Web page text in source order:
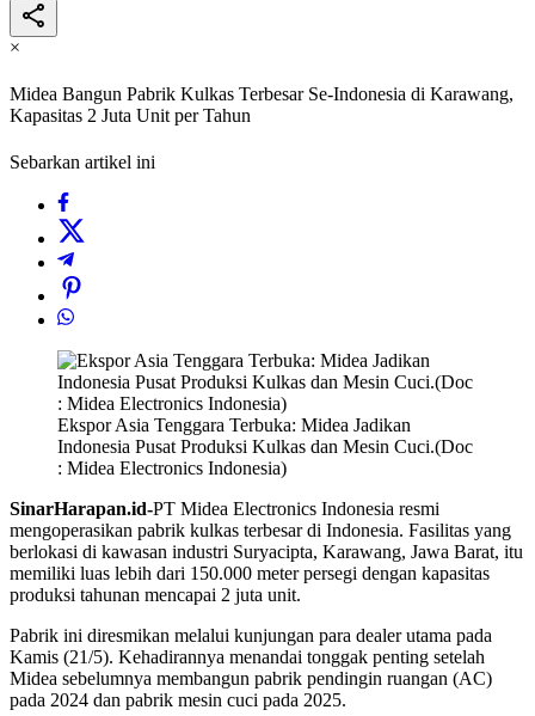
×
Midea Bangun Pabrik Kulkas Terbesar Se-Indonesia di Karawang,
Kapasitas 2 Juta Unit per Tahun
Sebarkan artikel ini
Ekspor Asia Tenggara Terbuka: Midea Jadikan
Indonesia Pusat Produksi Kulkas dan Mesin Cuci.(Doc
: Midea Electronics Indonesia)
SinarHarapan.id-PT Midea Electronics Indonesia resmi
mengoperasikan pabrik kulkas terbesar di Indonesia. Fasilitas yang
berlokasi di kawasan industri Suryacipta, Karawang, Jawa Barat, itu
memiliki luas lebih dari 150.000 meter persegi dengan kapasitas
produksi tahunan mencapai 2 juta unit.
Pabrik ini diresmikan melalui kunjungan para dealer utama pada
Kamis (21/5). Kehadirannya menandai tonggak penting setelah
Midea sebelumnya membangun pabrik pendingin ruangan (AC)
pada 2024 dan pabrik mesin cuci pada 2025.